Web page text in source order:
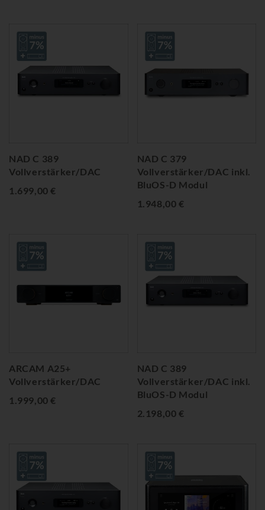
NAD C 389
Vollverstärker/DAC
1.699,00 €
NAD C 379
Vollverstärker/DAC inkl.
BluOS-D Modul
1.948,00 €
ARCAM A25+
Vollverstärker/DAC
1.999,00 €
NAD C 389
Vollverstärker/DAC inkl.
BluOS-D Modul
2.198,00 €